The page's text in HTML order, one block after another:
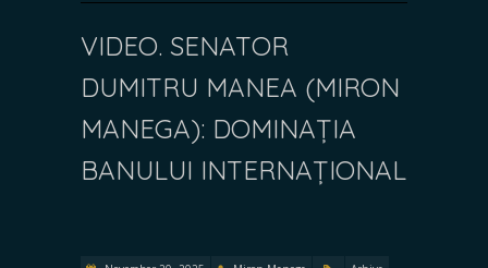
VIDEO. SENATOR
DUMITRU MANEA (MIRON
MANEGA): DOMINAȚIA
BANULUI INTERNAȚIONAL